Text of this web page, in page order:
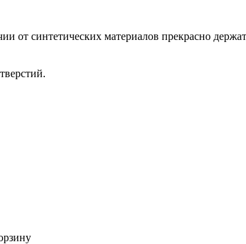
от синтетических материалов прекрасно